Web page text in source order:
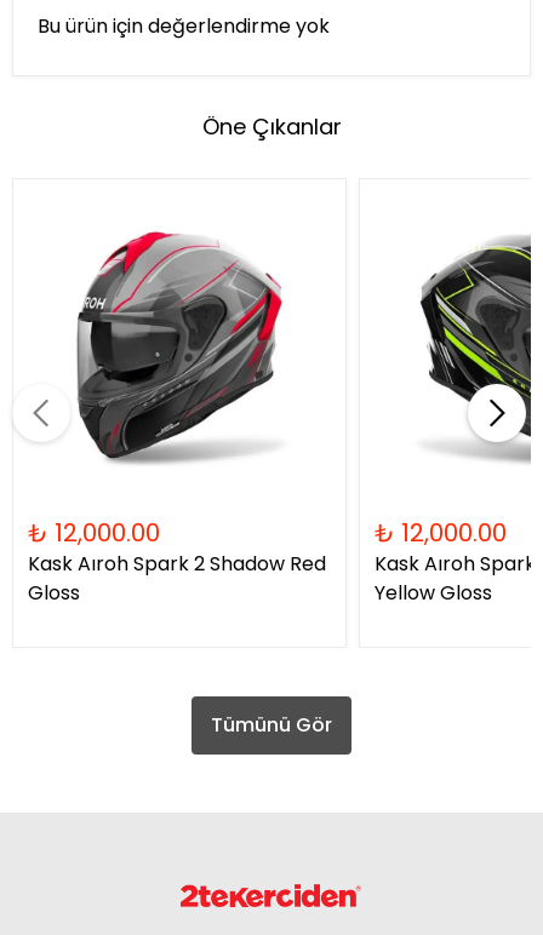
Bu ürün için değerlendirme yok
Öne Çıkanlar
₺ 12,000.00
Kask Aıroh Spark 2 Shadow Red
Gloss
₺ 12,000.00
Kask Aıroh
Yellow Gloss
Tümünü Gör